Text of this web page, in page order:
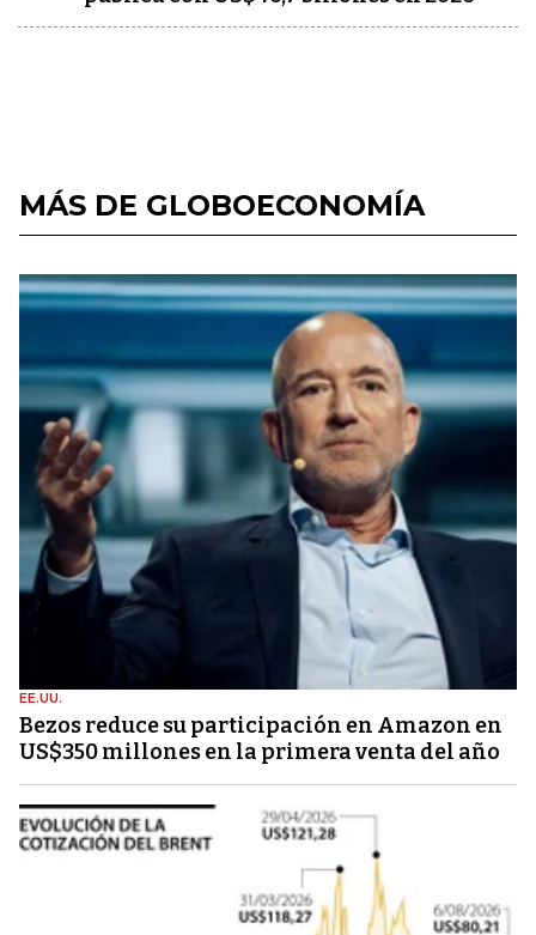
MÁS DE GLOBOECONOMÍA
EE.UU.
Bezos reduce su participación en Amazon en
US$350 millones en la primera venta del año